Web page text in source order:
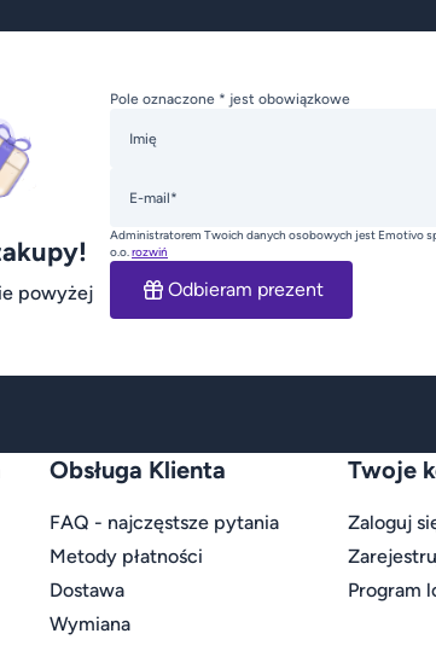
powyżej
Pole oznaczone * jest obowiązkowe
Imię
E-mail*
Administratorem Twoich danych osobowych jest Emotivo
o.o.rozwiń
Odbieram prezent
Obsługa Klienta
FAQ - najczęstsze pytania
Metody płatności
Dostawa
Wymiana
Twoje
Zaloguj
Program